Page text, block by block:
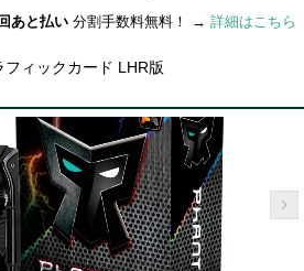
あと払い 分割手数料無料！ → 詳細はこちら
ィックカード LHR版